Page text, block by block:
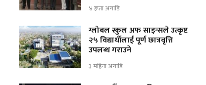
४ हप्ता अगाडि
ग्लोबल स्कुल अफ साइन्सले उत्कृष्ट
२५ विद्यार्थीलाई पूर्ण छात्रवृत्ति
उपलब्ध गराउने
३ महिना अगाडि